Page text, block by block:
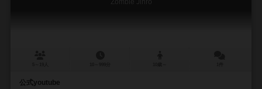
公式youtube